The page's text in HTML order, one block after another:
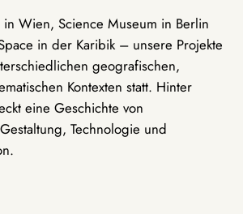
Wien, Science Museum in Berlin
in der Karibik – unsere Projekte
geografischen,
Kontexten statt. Hinter
eine Geschichte von
Technologie und